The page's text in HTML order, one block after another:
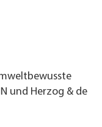
und Herzog & de